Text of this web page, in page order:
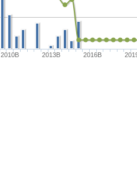
2010B 2013B 2016B